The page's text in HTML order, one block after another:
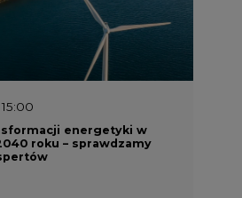
energetyki w
roku – sprawdzamy